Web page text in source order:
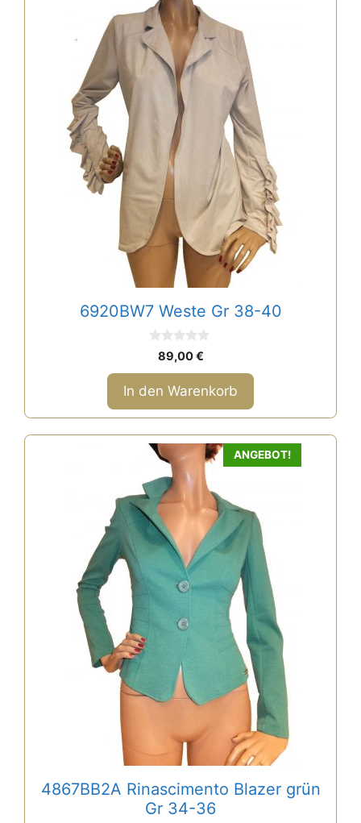
6920BW7 Weste Gr 38-40
o
n
5
89,00€
In den Warenkorb
ANGEBOT!
4867BB2A Rinascimento Blazer grün
Gr 34-36